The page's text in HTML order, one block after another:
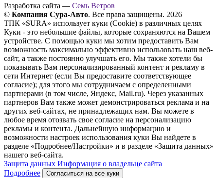
Разработка сайта — Семь Ветров
© Компания Сура-Авто. Все права защищены. 2026
ТПК «SURA» использует куки (Cookie) в различных целях
Куки - это небольшие файлы, которые сохраняются на Вашем
устройстве. С помощью куки мы хотим предоставить Вам
возможность максимально эффективно использовать наш веб-
сайт, а также постоянно улучшать его. Мы также хотели бы
показывать Вам персонализированный контент и рекламу в
сети Интернет (если Вы предоставите соответствующее
согласие); для этого мы сотрудничаем с определенными
партнерами (в том числе, Яндекс, Mail.ru). Через указанных
партнеров Вам также может демонстрироваться реклама и на
других веб-сайтах, не принадлежащих нам. Вы можете в
любое время отозвать свое согласие на персонализацию
рекламы и контента. Дальнейшую информацию и
возможности настроек использования куки Вы найдете в
разделе «Подробнее/Настройки» и в разделе «Защита данных»
нашего веб-сайта.
Защита данных Информация о владельце сайта
Подробнее
Согласиться на все куки